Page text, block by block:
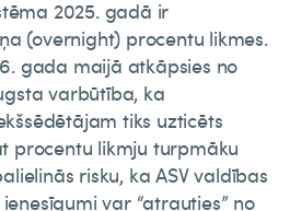
2025. gadā ir
(overnight) procentu likmes.
gada maijā atkāpsies no
varbūtība, ka
tiks uzticēts
procentu likmju turpmāku
risku, ka ASV valdības
var “atrauties” no